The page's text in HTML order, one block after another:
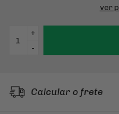
ver
+
-
Calcular o frete